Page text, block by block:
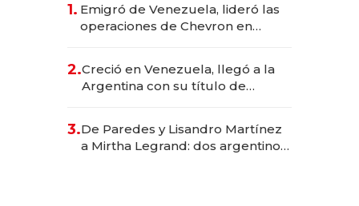
1. Emigró de Venezuela, lideró las
operaciones de Chevron en
2.Creció en Venezuela, llegó a la
Argentina con su título de
las marcas "fast premium"
3.De Paredes y Lisandro Martínez
a Mirtha Legrand: dos argentinos